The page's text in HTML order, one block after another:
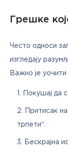
Грешке
Често односи
изгледају
Важно је
Покушај да
Притисак
трпети“.
Бескрајна